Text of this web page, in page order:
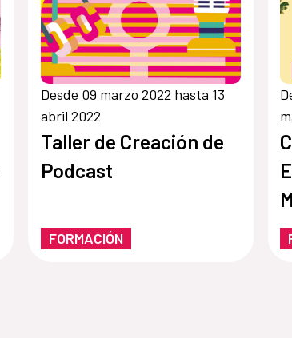
Desde 09 marzo 2022 hasta 13
abril 2022
Taller de Creación de
Podcast
FORMACIÓN